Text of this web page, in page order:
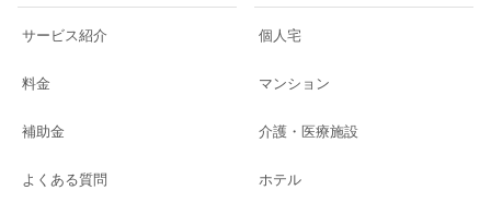
サービス紹介
料金
補助金
よくある質問
個人宅
マンション
介護・医療施設
ホテル